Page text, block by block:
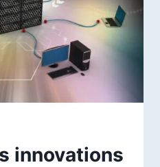
innovations